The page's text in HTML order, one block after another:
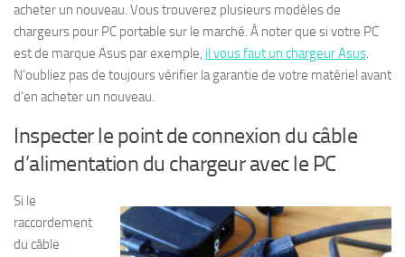
acheter un nouveau. Vous trouverez plusieurs modèles de
chargeurs pour PC portable sur le marché. À noter que si votre PC
est de marque Asus par exemple, il vous faut un chargeur Asus.
N’oubliez pas de toujours vérifier la garantie de votre matériel avant
d’en acheter un nouveau.
Inspecter le point de connexion du câble
d’alimentation du chargeur avec le PC
Si le
raccordement
du câble